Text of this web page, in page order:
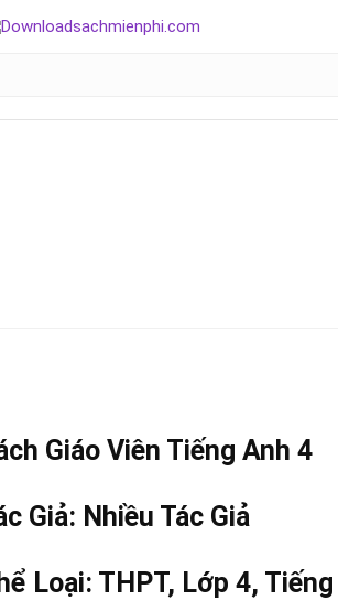
Giáo Viên Tiếng Anh 4
Giả: Nhiều Tác Giả
Loại: THPT, Lớp 4,